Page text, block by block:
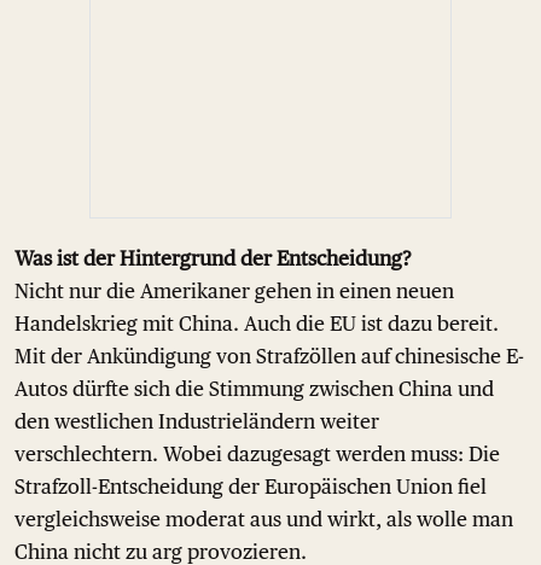
Was ist der Hintergrund der Entscheidung?
Nicht nur die Amerikaner gehen in einen neuen
Handelskrieg mit China. Auch die EU ist dazu bereit.
Mit der Ankündigung von Strafzöllen auf chinesische E-
Autos dürfte sich die Stimmung zwischen China und
den westlichen Industrieländern weiter
verschlechtern. Wobei dazugesagt werden muss: Die
Strafzoll-Entscheidung der Europäischen Union fiel
vergleichsweise moderat aus und wirkt, als wolle man
China nicht zu arg provozieren.